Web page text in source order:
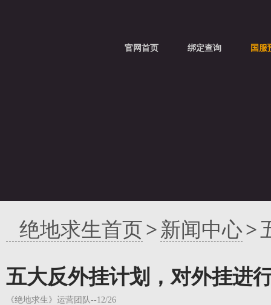
官网首页 绑定查询 国服
绝地求生首页> 新闻中心>
五大反外挂计划，对外挂进
《绝地求生》运营团队--12/26